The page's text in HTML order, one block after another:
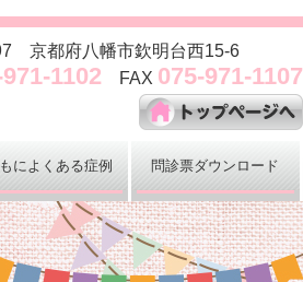
京都府八幡市欽明台西15-6
1102 FAX 075-971-1107
によくある症例 問診票ダウンロード